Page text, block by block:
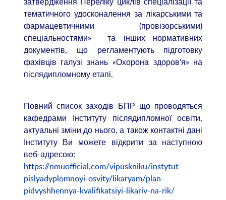
тематичного удосконалення за лікарськими та
фармацевтичними (провізорськими)
спеціальностями» та інших нормативних
документів, що регламентують підготовку
фахівців галузі знань «Охорона здоров’я» на
післядипломному етапі.
Повний список заходів БПР що проводяться
кафедрами Інституту післядипломної освіти,
актуальні зміни до нього, а також контактні дані
Інституту Ви можете відкрити за наступною
веб-адресою:
https://nmuofficial.com/vipuskniku/instytut-
pislyadyplomnoyi-osvity/likaryam/plan-
pidvyshhennya-kvalifikatsiyi-likariv-na-rik/